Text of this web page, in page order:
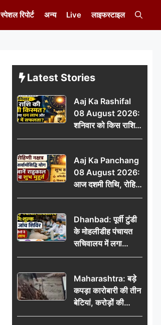
स्पेशल रिपोर्ट अन्य Live लाइफस्टाइल
Latest Stories
Aaj Ka Rashifal
08 August 2026:
शनिवार को किस राशि
की चमकेगी किस्मत,
और करियर में सफलता?
Aaj Ka Panchang
08 August 2026:
आज दशमी तिथि, रोहिणी
नक्षत्र और सर्वार्थसिद्धि
शुभ मुहूर्त
Dhanbad: पूर्वी टुंडी
के मोहलीडीह पंचायत
सचिवालय में लगा
निःशुल्क स्वास्थ्य जांच
उठाया लाभ
Maharashtra: बड़े
कपड़ा कारोबारी की तीन
बेटियां, करोड़ों की
कमाई… फिर भी पिता